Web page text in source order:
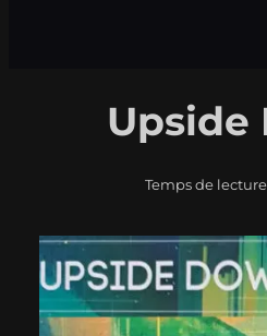
Upside
Temps de lecture